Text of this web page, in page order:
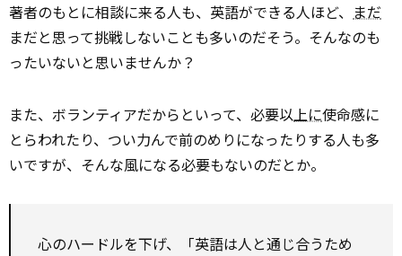
著者のもとに相談に来る人も、英語ができる人ほど、 まだ
まだと思って挑戦しないことも多いのだそう。そんなのも
ったいないと思いませんか？
また、ボランティアだからといって、必要以上に使命感に
とらわれたり、つい力んで前のめりになったりする人も多
いですが、そんな風になる必要もないのだとか。
心のハードルを下げ、「英語は人と通じ合うため